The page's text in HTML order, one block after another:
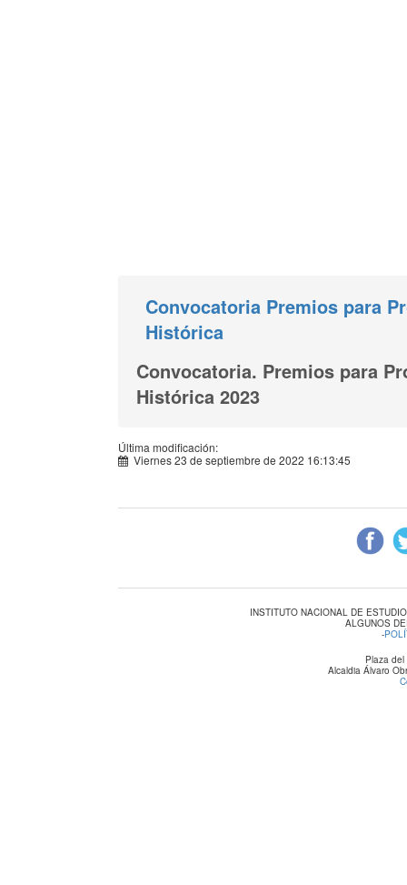
Convocatoria Premios para
Histórica
Convocatoria. Premios para
Histórica 2023
Última modificación:
Viernes 23 de septiembre de 2022 16:13:45
INSTITUTO NACIONAL DE
ALGUNOS
-
Plaza
Alcaldia Álvaro